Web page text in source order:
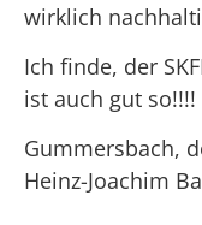
wirklich
Ich finde, der
ist auch gut so!!!!
Gummersbach,
Heinz-Joachim